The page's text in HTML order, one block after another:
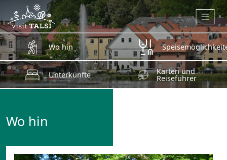
Zum Hauptinhalt springen
Wo hin
Unterkünfte Karten und
Reiseführer
Wo hin